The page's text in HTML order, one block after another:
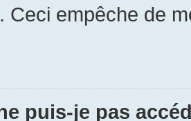
Ceci empêche de
puis-je pas